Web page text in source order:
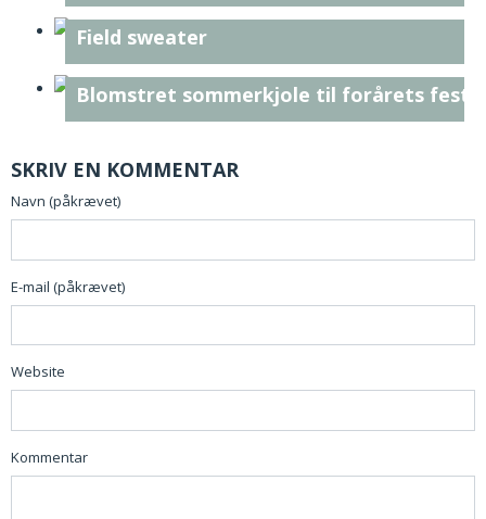
Field sweater
Blomstret sommerkjole til forårets
SKRIV EN KOMMENTAR
Navn (påkrævet)
E-mail (påkrævet)
Website
Kommentar